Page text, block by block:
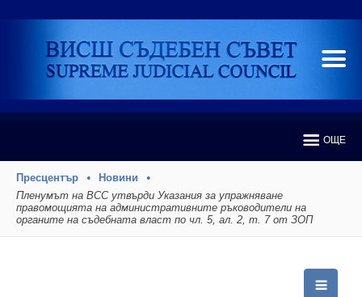
ОЩЕ
Пресцентър
Новини
Пленумът на ВСС утвърди Указания за упражняване
правомощията на административните ръководители на
органите на съдебната власт по чл. 5, ал. 2, т. 7 от ЗОП